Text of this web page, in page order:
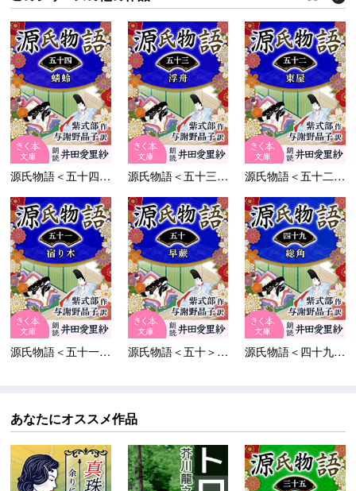
源氏物語＜五十四＞蜻蛉 源氏物語＜五十三＞浮舟 源氏物語＜五十二＞東屋
源氏物語＜五十一＞宿り... 源氏物語＜五十＞早蕨 源氏物語＜四十九＞総角
あなたにオススメ作品